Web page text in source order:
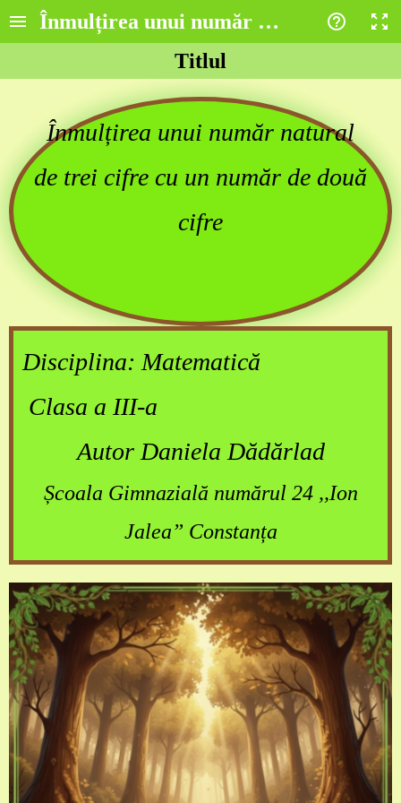
Înmulțirea unui număr natural de trei
Titlul
Înmulțirea unui număr natural
de trei cifre cu un număr de două
cifre
Disciplina: Matematică
Clasa a III-a
Autor Daniela Dădărlad
Școala Gimnazială numărul 24 ,,Ion
Jalea” Constanța